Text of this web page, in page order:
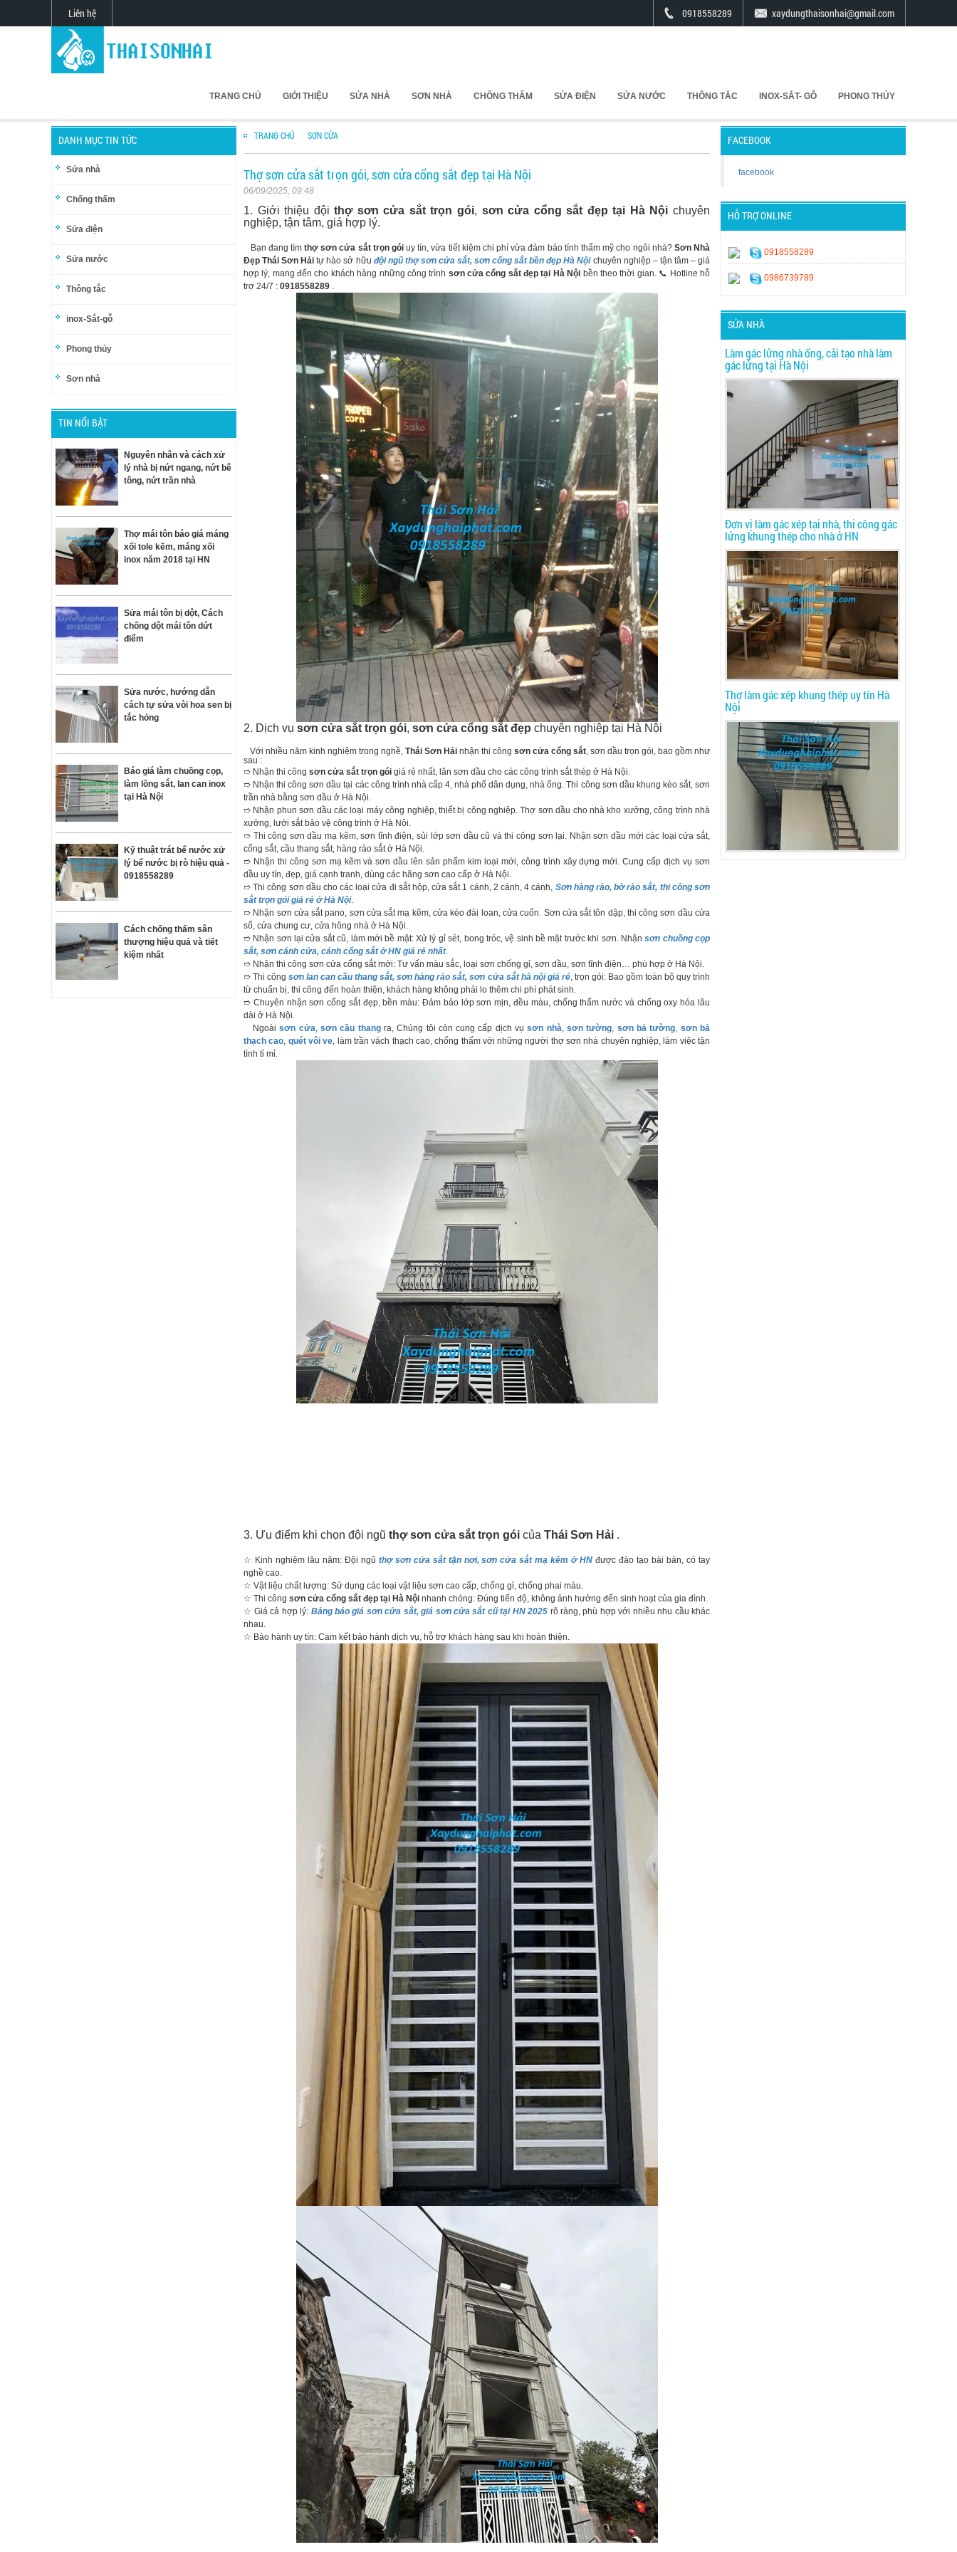
Liên hệ xaydungthaisonhai@gmail.com
0918558289
TRANG CHỦ GIỚI THIỆU SỬA NHÀ SƠN NHÀ CHỐNG THẤM SỬA ĐIỆN SỬA NƯỚC THÔNG TẮC INOX-SẮT- GỖ PHONG THỦY
DANH MỤC TIN TỨC
Sửa nhà
Chống thấm
Sửa điện
Sửa nước
Thông tắc
inox-Sắt-gỗ
Phong thủy
Sơn nhà
TIN NỔI BẬT
Nguyên nhân và cách xử
lý nhà bị nứt ngang, nứt bê
tông, nứt trần nhà
Thợ mái tôn báo giá máng
xối tole kẽm, máng xối
inox năm 2018 tại HN
Sửa mái tôn bị dột, Cách
chống dột mái tôn dứt
điểm
Sửa nước, hướng dẫn
cách tự sửa vòi hoa sen bị
tắc hỏng
Báo giá làm chuồng cọp,
làm lồng sắt, lan can inox
tại Hà Nội
Kỹ thuật trát bể nước xử
lý bể nước bị rò hiệu quả -
0918558289
Cách chống thấm sân
thượng hiệu quả và tiết
kiệm nhất
TRANG CHỦ SƠN CỬA
Thợ sơn cửa sắt trọn gói, sơn cửa cổng sắt đẹp tại Hà Nội
06/09/2025, 09:48
1. Giới thiệu độithợ sơn cửa sắt trọn gói, sơn cửa cổng sắt đẹp tại Hà Nội chuyên
nghiệp, tận tâm, giá hợp lý.
Bạn đang tìmthợ sơn cửa sắt trọn góiuy tín, vừa tiết kiệm chi phí vừa đảm bảo tính thẩm mỹ cho ngôi nhà? Sơn Nhà
Đẹp Thái Sơn Hải tự hào sở hữu đội ngũ thợ sơn cửa sắt, sơn cổng sắt bền đẹp Hà Nộichuyên nghiệp – tận tâm – giá
hợp lý, mang đến cho khách hàng những công trình sơn cửa cổng sắt đẹp tại Hà Nội bền theo thời gian. 📞 Hotline hỗ
trợ 24/7 : 0918558289 .
2. Dịch vụ sơn cửa sắt trọn gói, sơn cửa cổng sắt đẹp chuyên nghiệp tại Hà Nội
Với nhiều năm kinh nghiệm trong nghề, Thái Sơn Hải nhận thi công sơn cửa cổng sắt, sơn dầu trọn gói, bao gồm như
sau :
➱ Nhận thi công sơn cửa sắt trọn gói giá rẻ nhất, lăn sơn dầu cho các công trình sắt thép ở Hà Nội.
➱ Nhận thi công sơn dầu tại các công trình nhà cấp 4, nhà phố dân dụng, nhà ống. Thi công sơn dầu khung kèo sắt, sơn
trần nhà bằng sơn dầu ở Hà Nội.
➱ Nhận phun sơn dầu các loại máy công nghiệp, thiết bị công nghiệp. Thợ sơn dầu cho nhà kho xưởng, công trình nhà
xưởng, lưới sắt bảo vệ công trình ở Hà Nội.
➱ Thi công sơn dầu mạ kẽm, sơn tĩnh điện, sủi lớp sơn dầu cũ và thi công sơn lại. Nhận sơn dầu mới các loại cửa sắt,
cổng sắt, cầu thang sắt, hàng rào sắt ở Hà Nội.
➱ Nhận thi công sơn mạ kẽm và sơn dầu lên sản phẩm kim loại mới, công trình xây dựng mới. Cung cấp dịch vụ sơn
dầu uy tín, đẹp, giá cạnh tranh, dùng các hãng sơn cao cấp ở Hà Nội.
➱ Thi công sơn dầu cho các loại cửa đi sắt hộp, cửa sắt 1 cánh, 2 cánh, 4 cánh, Sơn hàng rào, bờ rào sắt, thi công sơn
sắt trọn gói giá rẻ ở Hà Nội.
➱ Nhận sơn cửa sắt pano, sơn cửa sắt mạ kẽm, cửa kéo đài loan, cửa cuốn. Sơn cửa sắt tôn dập, thi công sơn dầu cửa
sổ, cửa chung cư, cửa hông nhà ở Hà Nội.
➱ Nhận sơn lại cửa sắt cũ, làm mới bề mặt: Xử lý gỉ sét, bong tróc, vệ sinh bề mặt trước khi sơn. Nhậnsơn chuồng cọp
sắt, sơn cánh cửa, cánh cổng sắt ở HN giá rẻ nhất.
➱ Nhận thi công sơn cửa cổng sắt mới: Tư vấn màu sắc, loại sơn chống gỉ, sơn dầu, sơn tĩnh điện… phù hợp ở Hà Nội.
➱ Thi côngsơn lan can cầu thang sắt, sơn hàng rào sắt, sơn cửa sắt hà nội giá rẻ, trọn gói: Bao gồm toàn bộ quy trình
từ chuẩn bị, thi công đến hoàn thiện, khách hàng không phải lo thêm chi phí phát sinh.
➱ Chuyên nhận sơn cổng sắt đẹp, bền màu: Đảm bảo lớp sơn mịn, đều màu, chống thấm nước và chống oxy hóa lâu
dài ở Hà Nội.
Ngoàisơn cửa, sơn cầu thangra, Chúng tôi còn cung cấp dịch vụsơn nhà,sơn tường, sơn bả tường, sơn bả
thạch cao, quét vôi ve, làm trần vách thạch cao, chống thấm với những người thợ sơn nhà chuyên nghiệp, làm việc tận
tình tỉ mỉ.
3. Ưu điểm khi chọn đội ngũ thợ sơn cửa sắt trọn gói của Thái Sơn Hải .
☆ Kinh nghiệm lâu năm: Đội ngũ thợ sơn cửa sắt tận nơi, sơn cửa sắt mạ kẽm ở HN được đào tạo bài bản, có tay
nghề cao.
☆ Vật liệu chất lượng: Sử dụng các loại vật liệu sơn cao cấp, chống gỉ, chống phai màu.
☆ Thi công sơn cửa cổng sắt đẹp tại Hà Nội nhanh chóng: Đúng tiến độ, không ảnh hưởng đến sinh hoạt của gia đình.
☆ Giá cả hợp lý: Bảng báo giá sơn cửa sắt, giá sơn cửa sắt cũ tại HN 2025 rõ ràng, phù hợp với nhiều nhu cầu khác
nhau.
☆ Bảo hành uy tín: Cam kết bảo hành dịch vụ, hỗ trợ khách hàng sau khi hoàn thiện.
FACEBOOK
facebook
HỖ TRỢ ONLINE
0918558289
0986739789
SỬA NHÀ
Làm gác lửng nhà ống, cải tạo nhà làm
gác lửng tại Hà Nội
Đơn vị làm gác xép tại nhà, thi công gác
lửng khung thép cho nhà ở HN
Thợ làm gác xép khung thép uy tín Hà
Nội